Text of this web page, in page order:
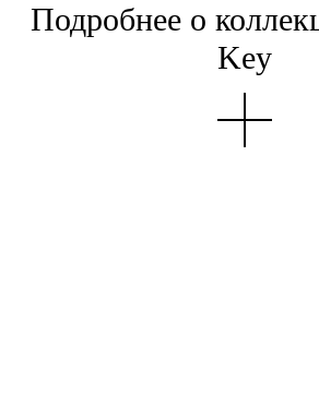
Подробнее о
Key